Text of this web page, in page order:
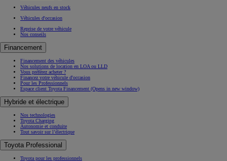
Véhicules neufs en stock
Véhicules d'occasion
Reprise de votre véhicule
Nos conseils
Financement
Financement des véhicules
Nos solutions de location en LOA ou LLD
Vous préférez acheter ?
Financez votre véhicule d'occasion
Pour les Professionnels
Espace client Toyota Financement (Opens in new window)
Hybride et électrique
Nos technologies
Toyota Charging
Autonomie et conduite
Tout savoir sur l’électrique
Toyota Professional
Toyota pour les professionnels